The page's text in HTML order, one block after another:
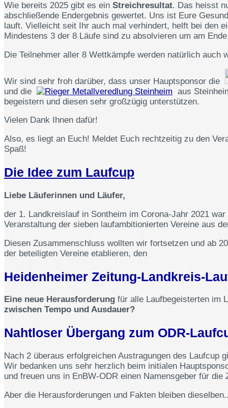
Wie bereits 2025 gibt es ein Streichresultat. Das heisst
abschließende Endergebnis gewertet. Uns ist Eure
lauft. Vielleicht seit Ihr auch mal verhindert, helft bei den
Mindestens 3 der 8 Läufe sind zu absolvieren um am
Die Teilnehmer aller 8 Wettkämpfe werden natürlich auch
Wir sind sehr froh darüber, dass unser Hauptsponsor die
und die
aus
begeistern und diesen sehr großzügig unterstützen.
Vielen Dank Ihnen dafür!
Also, es liegt an Euch! Meldet Euch rechtzeitig zu den
Spaß!
Die Idee zum Laufcup
Liebe Läuferinnen und Läufer,
der 1. Landkreislauf in Sontheim im Corona-Jahr 2021
Veranstaltung der sieben laufambitionierten Vereine aus
Diesen Zusammenschluss wollten wir fortsetzen und ab
der beteiligten Vereine etablieren, den
Heidenheimer Zeitung-Landkreis-
Eine neue Herausforderung für alle Laufbegeisterten im
zwischen Tempo und Ausdauer?
Nahtloser Übergang zum ODR-
Nach 2 überaus erfolgreichen Austragungen des Laufcup
Wir bedanken uns sehr herzlich beim initialen
und freuen uns in EnBW-ODR einen Namensgeber für
Aber die Herausforderungen und Fakten bleiben